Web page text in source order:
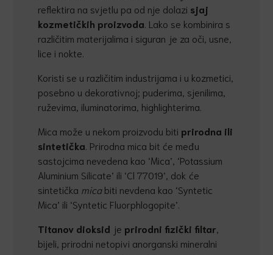
reflektira na svjetlu pa od nje dolazi sjaj
kozmetičkih proizvoda . Lako se kombinira s
različitim materijalima i siguran je za oči, usne,
lice i nokte.
Koristi se u različitim industrijama i u kozmetici,
posebno u dekorativnoj; puderima, sjenilima,
ruževima, iluminatorima, highlighterima.
Mica može u nekom proizvodu biti prirodna ili
sintetička . Prirodna mica bit će među
sastojcima nevedena kao ‘Mica’, ‘Potassium
Aluminium Silicate’ ili ‘Cl 77019’ dok će
sintetička micabiti nevdena kao ‘Syntetic
Mica’ ili ‘Syntetic Fluorphlogopite’.
Titanov dioksid je prirodni fizički filtar
bijeli, prirodni netopivi anorganski mineralni